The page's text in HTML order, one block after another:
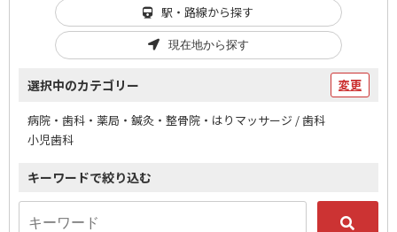
駅・路線から探す
現在地から探す
選択中のカテゴリー 変更
病院・歯科・薬局・鍼灸・整骨院・はりマッサージ / 歯科
小児歯科
キーワードで絞り込む